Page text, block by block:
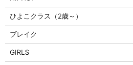
ひよこクラス（2歳～）
ブレイク
GIRLS